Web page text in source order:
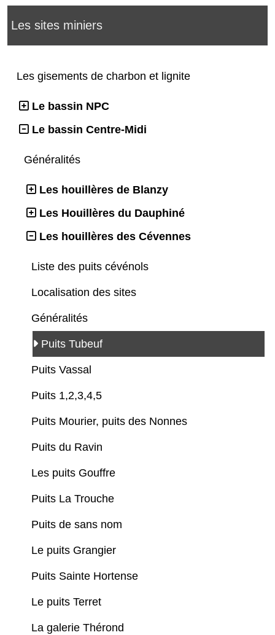
Les sites miniers
Les gisements de charbon et lignite
Le bassin NPC
Le bassin Centre-Midi
Généralités
Les houillères de Blanzy
Les Houillères du Dauphiné
Les houillères des Cévennes
Liste des puits cévénols
Localisation des sites
Généralités
Puits Tubeuf
Puits Vassal
Puits 1,2,3,4,5
Puits Mourier, puits des Nonnes
Puits du Ravin
Les puits Gouffre
Puits La Trouche
Puits de sans nom
Le puits Grangier
Puits Sainte Hortense
Le puits Terret
La galerie Thérond